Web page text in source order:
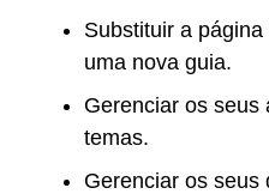
Substituir a
uma nova guia.
Gerenciar os seus
temas.
Gerenciar os seus